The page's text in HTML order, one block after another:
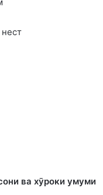
ва хӯроки умуми